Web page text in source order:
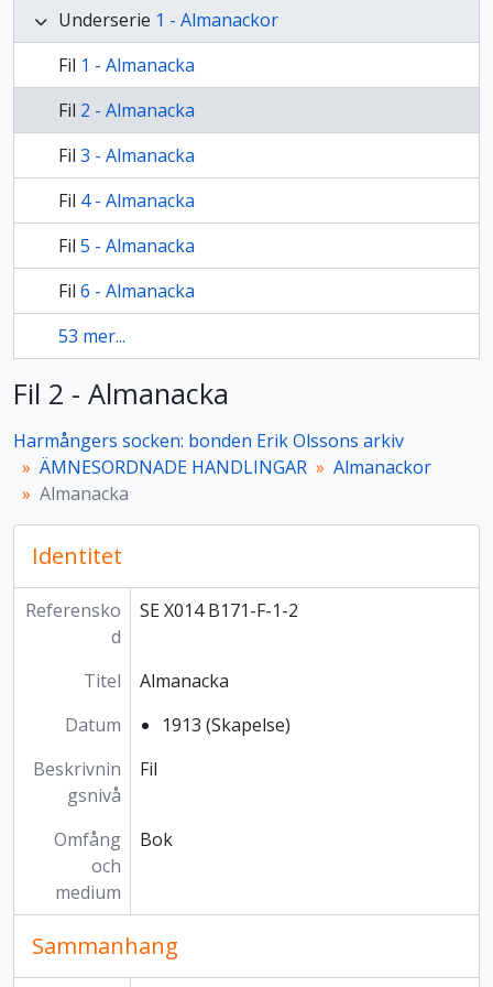
Underserie 1 - Almanackor
Fil 1 - Almanacka
Fil 2 - Almanacka
Fil 3 - Almanacka
Fil 4 - Almanacka
Fil 5 - Almanacka
Fil 6 - Almanacka
53 mer...
Fil 2 - Almanacka
Harmångers socken: bonden Erik Olssons arkiv
ÄMNESORDNADE HANDLINGAR
Almanackor
Almanacka
Identitet
Referensko
d
SE X014 B171-F-1-2
Titel
Almanacka
Datum
1913 (Skapelse)
Beskrivnin
gsnivå
Fil
Omfång
och
medium
Bok
Sammanhang